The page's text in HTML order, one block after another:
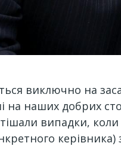
виключно на
на наших добрих
випадки,